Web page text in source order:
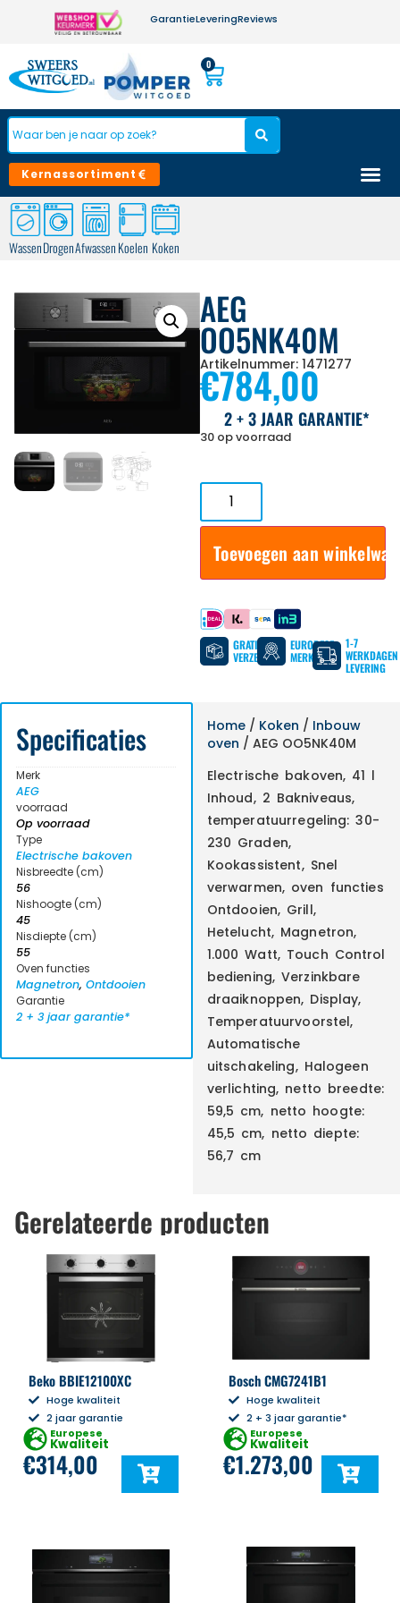
GarantieLeveringReviews
0
Kernassortiment
WassenDrogenAfwassenKoelen Koken
AEG
OO5NK40M
Artikelnummer: 1471277
€784,00
2 + 3 JAAR GARANTIE*
30 op voorraad
Toevoegen aan
Betaal met
GRATIS
VERZENDING
EUROPESE
MERKEN
1-7
WERKDAGEN
LEVERING
Specificaties
Merk
AEG
voorraad
Op voorraad
Type
Electrische bakoven
Nisbreedte (cm)
56
Nishoogte (cm)
45
Nisdiepte (cm)
55
Oven functies
Magnetron, Ontdooien
Garantie
2 + 3 jaar garantie*
Home/ Koken / Inbouw
oven / AEG OO5NK40M
Electrische bakoven, 41 l
Inhoud, 2 Bakniveaus,
temperatuurregeling: 30-
230 Graden,
Kookassistent, Snel
verwarmen, oven functies
Ontdooien, Grill,
Hetelucht, Magnetron,
1.000 Watt, Touch Control
bediening, Verzinkbare
draaiknoppen, Display,
Temperatuurvoorstel,
Automatische
uitschakeling, Halogeen
verlichting, netto breedte:
59,5 cm, netto hoogte:
45,5 cm, netto diepte:
56,7 cm
Gerelateerde producten
Beko BBIE12100XC
Hoge kwaliteit
2 jaar garantie
Europese
Kwaliteit
€314,00
Bosch CMG7241B1
Hoge kwaliteit
2 + 3 jaar garantie*
Europese
Kwaliteit
€1.273,00